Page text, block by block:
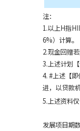
注：
1.以上H指
6%）计算。
2.现金回赠
3.上述计划
4. #上述【
进，以贷款
5.上述资料
发展项目期